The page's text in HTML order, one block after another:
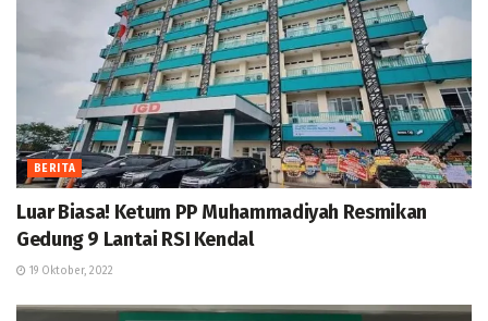
BERITA
Luar Biasa! Ketum PP Muhammadiyah Resmikan
Gedung 9 Lantai RSI Kendal
19 Oktober, 2022